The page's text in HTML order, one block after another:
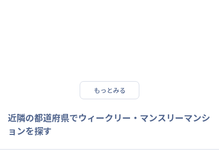
もっとみる
近隣の都道府県でウィークリー・マンスリーマンシ
ョンを探す